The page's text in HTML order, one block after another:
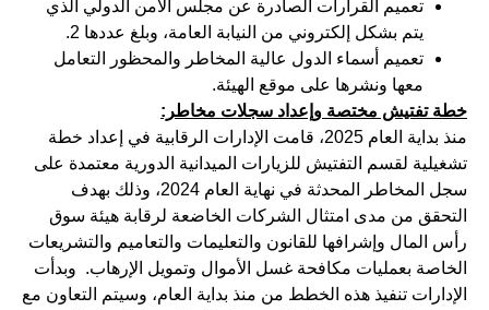
تعميم القرارات الصادرة عن مجلس الأمن الدولي الذي
يتم بشكل إلكتروني من النيابة العامة، وبلغ عددها 2.
تعميم أسماء الدول عالية المخاطر والمحظور التعامل
معها ونشرها على موقع الهيئة.
خطة تفتيش مختصة وإعداد سجلات مخاطر:
منذ بداية العام 2025، قامت الإدارات الرقابية في إعداد خطة
تشغيلية لقسم التفتيش للزيارات الميدانية الدورية معتمدة على
سجل المخاطر المحدثة في نهاية العام 2024، وذلك بهدف
التحقق من مدى امتثال الشركات الخاضعة لرقابة هيئة سوق
رأس المال وإشرافها للقانون والتعليمات والتعاميم والتشريعات
الخاصة بعمليات مكافحة غسل الأموال وتمويل الإرهاب. وبدأت
الإدارات تنفيذ هذه الخطط من منذ بداية العام، وسيتم التعاون مع